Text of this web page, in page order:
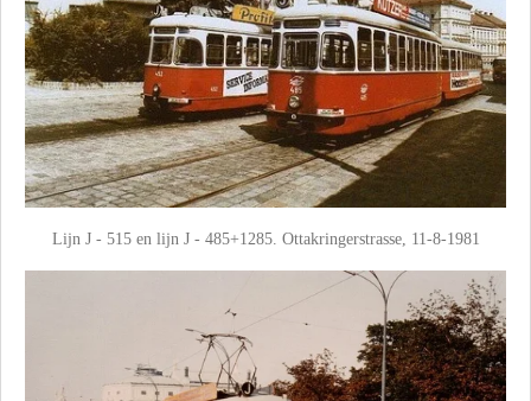
Lijn J - 515 en lijn J - 485+1285. Ottakringerstrasse, 11-8-1981